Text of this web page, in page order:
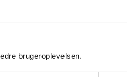
brugeroplevelsen.
Amalie Kjær Hartman
akhj@ssi.dk